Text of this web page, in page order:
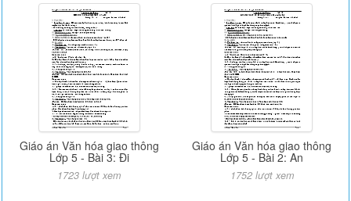
Giáo án Văn hóa giao thông
Lớp 5 - Bài 3: Đi
1723 lượt xem
Giáo án Văn hóa giao thông
Lớp 5 - Bài 2: An
1752 lượt xem